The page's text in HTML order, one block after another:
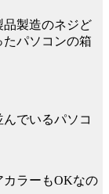
製造のネジど
パソコンの箱
でいるパソコ
カラーもOKなの